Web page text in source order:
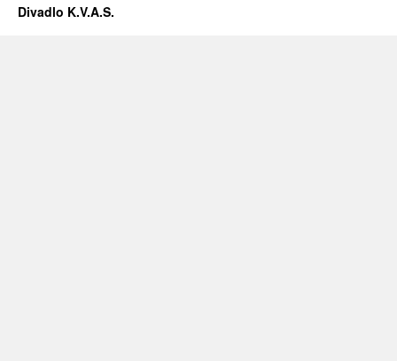
Divadlo K.V.A.S.